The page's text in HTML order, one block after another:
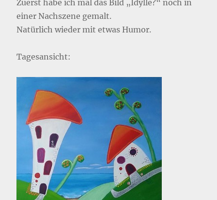
Zuerst habe ich mal das Bild „Idylle?“ noch in
einer Nachszene gemalt.
Natürlich wieder mit etwas Humor.
Tagesansicht: